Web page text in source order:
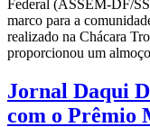
Federal (ASSEM-DF/
marco para a
realizado na Chácara
proporcionou um
Jornal Daqui
com o Prêmio